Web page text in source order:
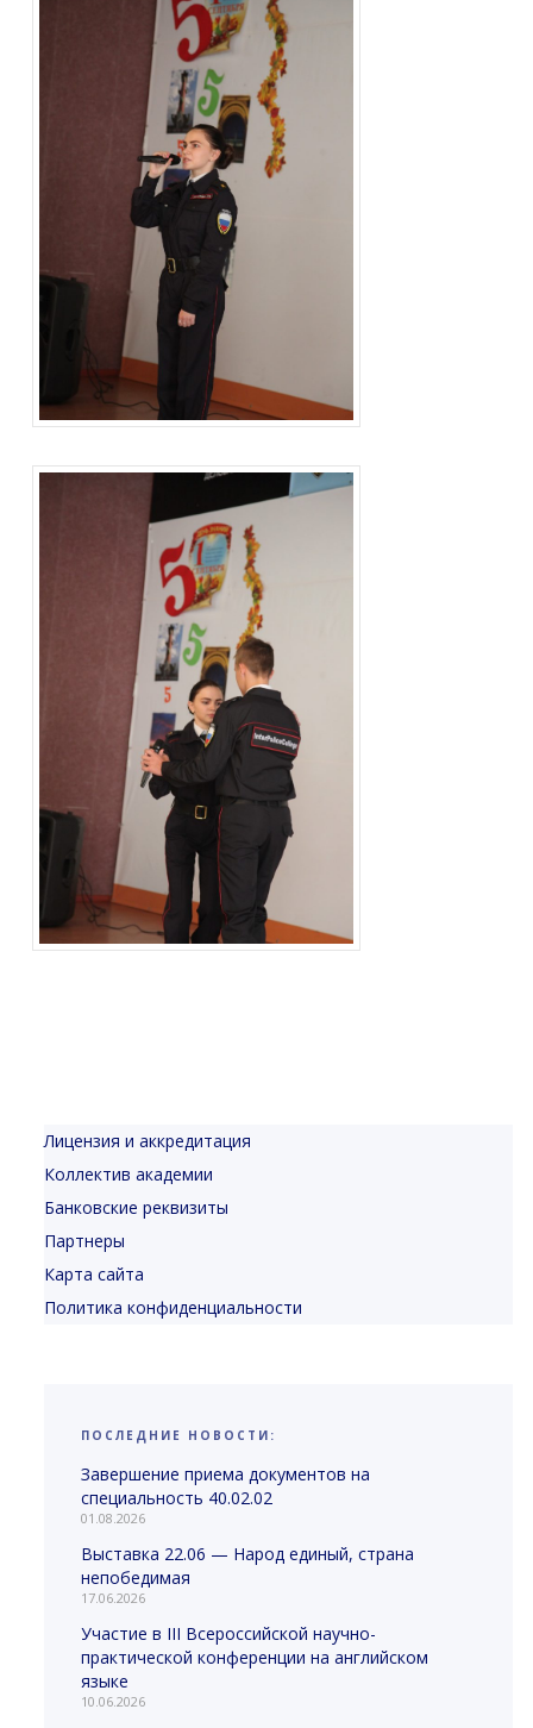
Лицензия и аккредитация
Коллектив академии
Банковские реквизиты
Партнеры
Карта сайта
Политика конфиденциальности
ПОСЛЕДНИЕ НОВОСТИ:
Завершение приема документов на
специальность 40.02.02
01.08.2026
Выставка 22.06 — Народ единый, страна
непобедимая
17.06.2026
Участие в III Всероссийской научно-
практической конференции на английском
языке
10.06.2026